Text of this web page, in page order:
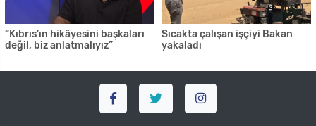
“Kıbrıs’ın hikâyesini başkaları
değil, biz anlatmalıyız”
Sıcakta çalışan işçiyi Bakan
yakaladı